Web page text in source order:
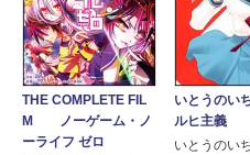
THE COMPLETE FIL
M ノーゲーム・ノ
ーライフ ゼロ
いとうのい
ルヒ主義
いとうのい